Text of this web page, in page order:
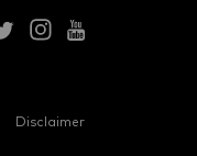
Disclaimer